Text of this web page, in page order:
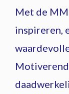
Met de
inspireren,